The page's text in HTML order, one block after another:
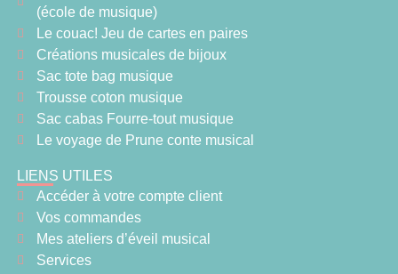
(école de musique)
Le couac! Jeu de cartes en paires
Créations musicales de bijoux
Sac tote bag musique
Trousse coton musique
Sac cabas Fourre-tout musique
Le voyage de Prune conte musical
LIENS UTILES
Accéder à votre compte client
Vos commandes
Mes ateliers d’éveil musical
Services